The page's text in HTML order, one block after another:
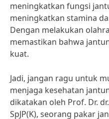
meningkatkan fungsi
meningkatkan stamina
Dengan melakukan
memastikan bahwa
kuat.
Jadi, jangan ragu untuk
menjaga kesehatan
dikatakan oleh Prof. Dr.
SpJP(K), seorang pakar